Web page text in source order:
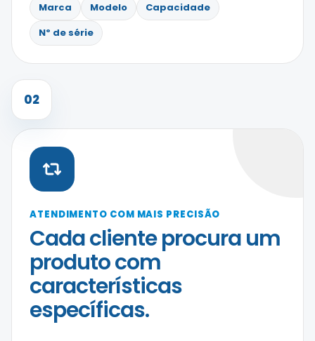
Marca Modelo
Capacidade
Nº de série
02
ATENDIMENTO COM MAIS PRECISÃO
Cada cliente procura um
produto com
características
específicas.